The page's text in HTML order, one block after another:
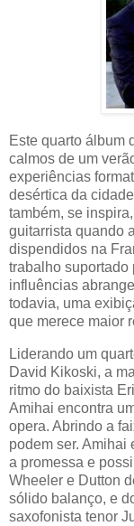
Este quarto álbum
calmos de um
experiências
desértica da
também, se
guitarrista quando
dispendidos na
trabalho suportado
influências
todavia, uma
que merece maior
Liderando um
David Kikoski, a
ritmo do baixista
Amihai encontra
opera. Abrindo a
podem ser. Amihai
a promessa e
Wheeler e Dutton
sólido balanço, e
saxofonista tenor